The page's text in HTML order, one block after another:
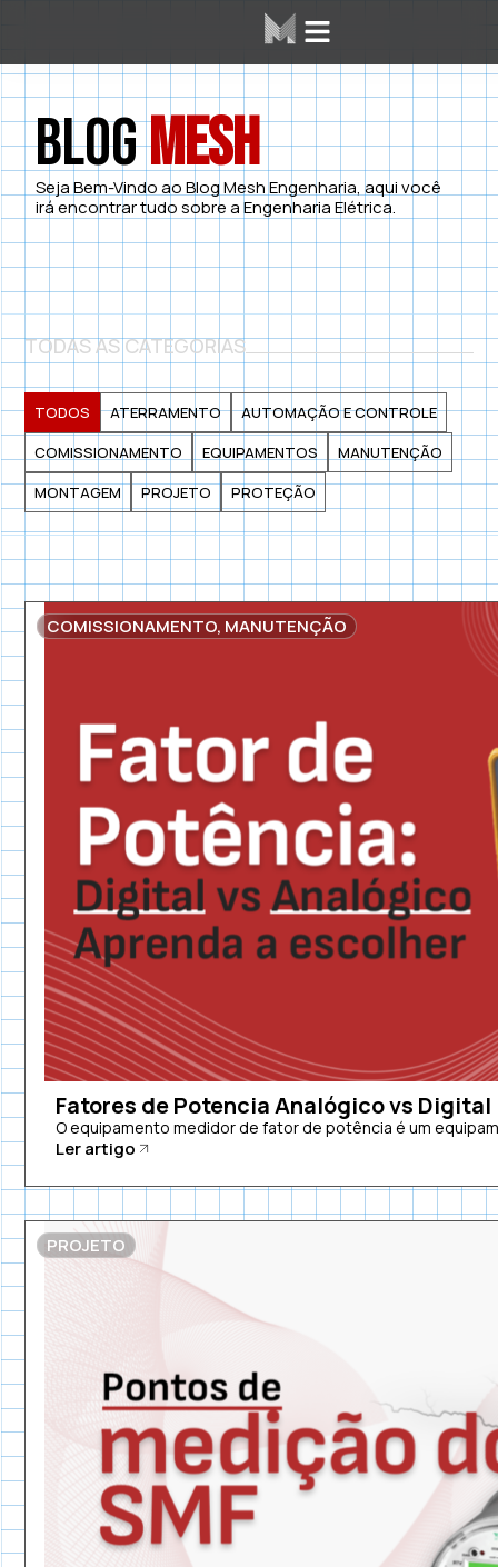
BlogMesh
Seja Bem-Vindo ao Blog Mesh Engenharia, aqui você
irá encontrar tudo sobre a Engenharia Elétrica.
TODAS AS CATEGORIAS
ATERRAMENTO
AUTOMAÇÃO E CONTROLE
COMISSIONAMENTO
EQUIPAMENTOS
MANUTENÇÃO
MONTAGEM
PROJETO PROTEÇÃO
TODOS
COMISSIONAMENTO, MANUTENÇÃO
Fatores de Potencia Analógico vs Digital
O equipamento medidor de fator de potência é um
Ler artigo
PROJETO